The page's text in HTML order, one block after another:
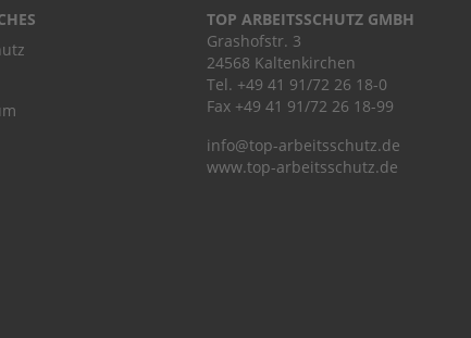
TOP ARBEITSSCHUTZ GMBH
Grashofstr. 3
24568 Kaltenkirchen
Tel. +49 41 91/72 26 18-0
Fax +49 41 91/72 26 18-99
info@top-arbeitsschutz.de
www.top-arbeitsschutz.de